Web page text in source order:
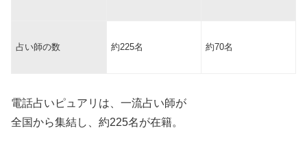
占い師の数 約225名 約70名
電話占いピュアリは、一流占い師が
全国から集結し、約225名が在籍。